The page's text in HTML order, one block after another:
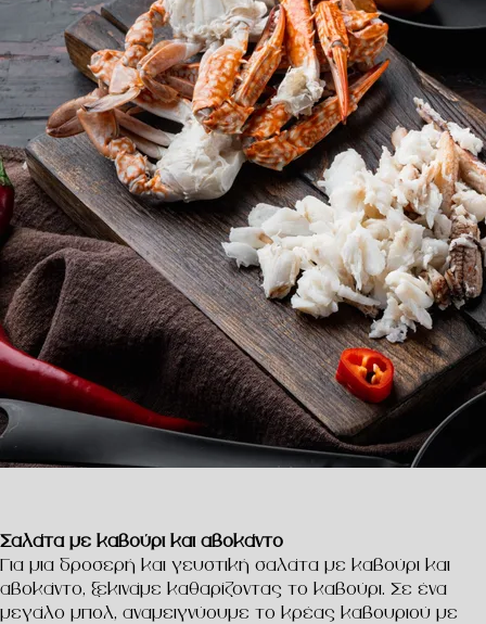
Σαλάτα με καβούρι και αβοκάντο
Για μια δροσερή και γευστική σαλάτα με καβούρι και
αβοκάντο, ξεκινάμε καθαρίζοντας το καβούρι. Σε ένα
μεγάλο μπολ, αναμειγνύουμε το κρέας καβουριού με